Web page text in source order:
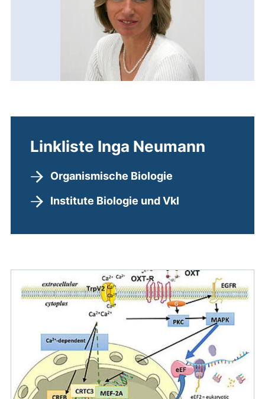
Linkliste Inga Neumann
Organismische Biologie
Institute Biologie und Vkl